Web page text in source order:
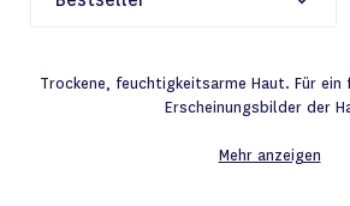
Trockene, feuchtigkeitsarme Haut. Für
Erscheinungsbilder der
Mehr anzeigen